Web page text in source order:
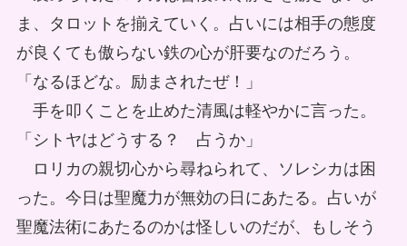
ま、タロットを揃えていく。占いには相手の態度
が良くても傲らない鉄の心が肝要なのだろう。
「なるほどな。励まされたぜ！」
手を叩くことを止めた清風は軽やかに言った。
「シトヤはどうする？ 占うか」
ロリカの親切心から尋ねられて、ソレシカは困
った。今日は聖魔力が無効の日にあたる。占いが
聖魔法術にあたるのかは怪しいのだが、もしそう